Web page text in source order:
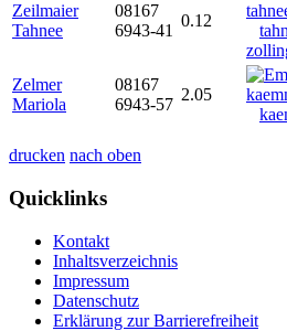
Zeilmaier
Tahnee
08167
6943-41
0.12
Zelmer
Mariola
08167
6943-57
2.05
drucken nach oben
Quicklinks
Kontakt
Inhaltsverzeichnis
Impressum
Datenschutz
Erklärung zur Barrierefreiheit